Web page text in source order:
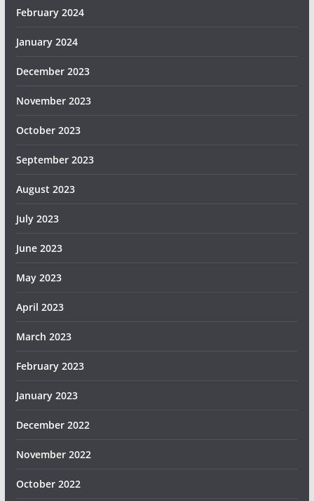
February 2024
January 2024
December 2023
November 2023
October 2023
September 2023
August 2023
July 2023
June 2023
May 2023
April 2023
March 2023
February 2023
January 2023
December 2022
November 2022
October 2022